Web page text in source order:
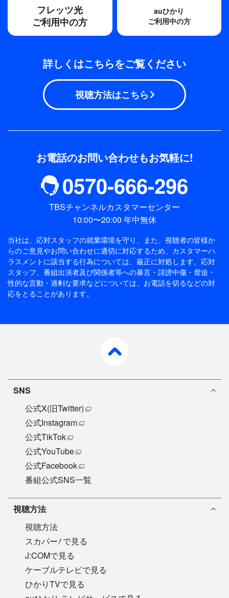
フレッツ光
ご利用中の方
auひかり
ご利用中の方
詳しくはこちらをご覧ください
視聴方法はこちら
お電話のお問い合わせもお気軽に!
0570-666-296
TBSチャンネルカスタマーセンター
10:00〜20:00 年中無休
当社は、応対スタッフの就業環境を守り、また、視聴者の皆様か
らのご意見やお問い合わせに適切に対応するため、 カスタマーハ
ラスメントに該当する行為については、厳正に対処します。応対
スタッフ、番組出演者及び関係者等への暴言・誹謗中傷・脅迫・
性的な言動・過剰な要求などについては、お電話を切るなどの対
応をとることがあります。
SNS
公式X(旧Twitter)
公式Instagram
公式TikTok
公式YouTube
公式Facebook
番組公式SNS一覧
視聴方法
視聴方法
スカパー!で見る
J:COMで見る
ケーブルテレビで見る
ひかりTVで見る